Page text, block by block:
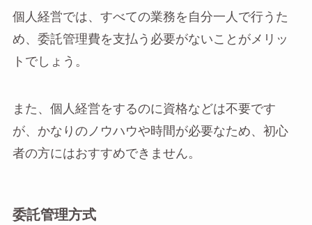
個人経営では、すべての業務を自分一人で行うた
め、委託管理費を支払う必要がないことがメリッ
トでしょう。
また、個人経営をするのに資格などは不要です
が、かなりのノウハウや時間が必要なため、初心
者の方にはおすすめできません。
委託管理方式